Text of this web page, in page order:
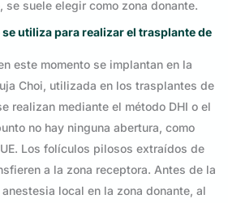
se suele elegir como zona donante.
se utiliza para realizar el trasplante de
este momento se implantan en la
Choi, utilizada en los trasplantes de
realizan mediante el método DHI o el
no hay ninguna abertura, como
Los folículos pilosos extraídos de
a la zona receptora. Antes de la
local en la zona donante, al